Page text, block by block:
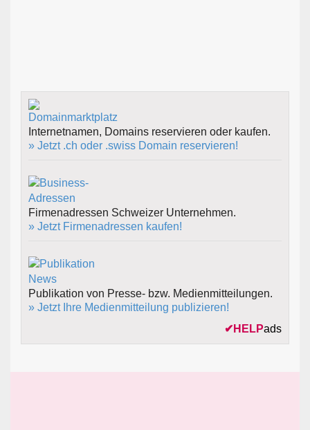
Internetnamen, Domains reservieren oder kaufen.
» Jetzt .ch oder .swiss Domain reservieren!
Firmenadressen Schweizer Unternehmen.
» Jetzt Firmenadressen kaufen!
Publikation von Presse- bzw. Medienmitteilungen.
» Jetzt Ihre Medienmitteilung publizieren!
✔ HELPads